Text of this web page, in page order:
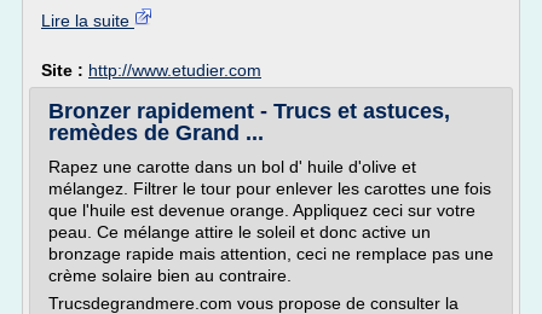
Lire la suite
Site : http://www.etudier.com
Bronzer rapidement - Trucs et astuces,
remèdes de Grand ...
Rapez une carotte dans un bol d' huile d'olive et
mélangez. Filtrer le tour pour enlever les carottes une fois
que l'huile est devenue orange. Appliquez ceci sur votre
peau. Ce mélange attire le soleil et donc active un
bronzage rapide mais attention, ceci ne remplace pas une
crème solaire bien au contraire.
Trucsdegrandmere.com vous propose de consulter la